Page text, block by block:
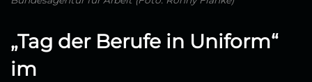
„Tag der Berufe in Uniform“
im